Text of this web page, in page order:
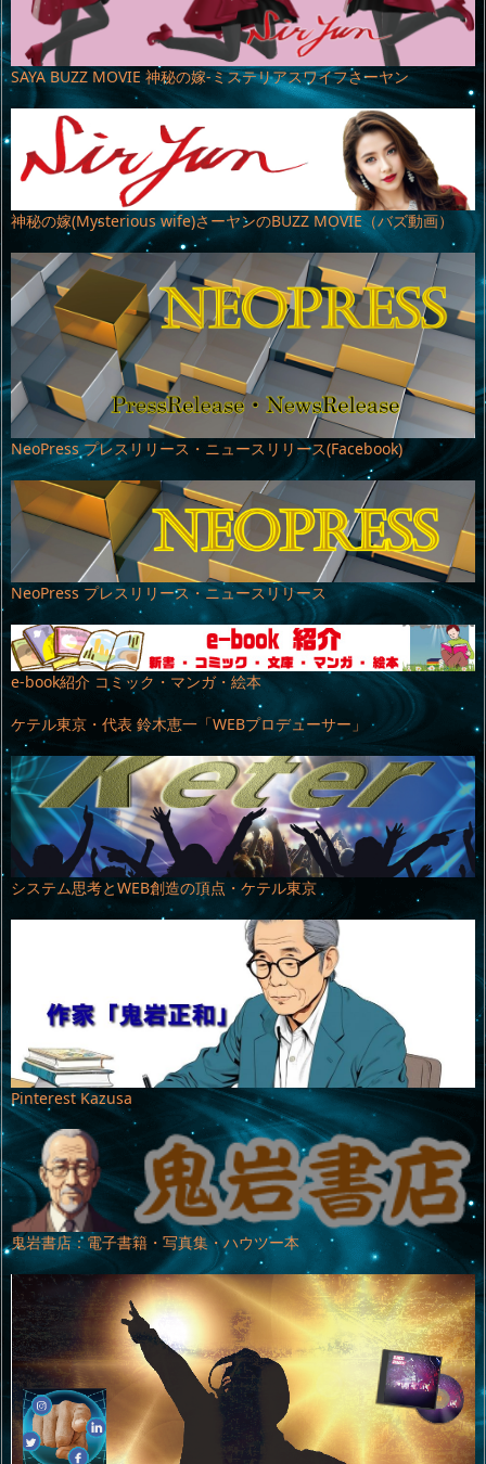
SAYA BUZZ MOVIE 神秘の嫁-ミステリアスワイフさーヤン
神秘の嫁(Mysterious wife)さーヤンのBUZZ MOVIE（バズ動画）
NeoPress プレスリリース・ニュースリリース(Facebook)
NeoPress プレスリリース・ニュースリリース
e-book紹介 コミック・マンガ・絵本
ケテル東京・代表 鈴木恵一「WEBプロデューサー」
システム思考とWEB創造の頂点・ケテル東京
Pinterest Kazusa
鬼岩書店：電子書籍・写真集・ハウツー本